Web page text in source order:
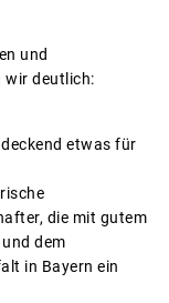
und
wir deutlich:
etwas für
die mit gutem
dem
in Bayern ein